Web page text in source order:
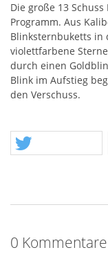
Die große 13
Programm. Aus
Blinksternbuketts in
violettfarbene
durch einen
Blink im Aufstieg
den Verschuss.
0